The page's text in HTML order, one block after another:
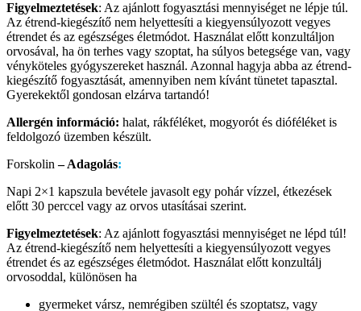
Figyelmeztetések: Az ajánlott fogyasztási mennyiséget ne lépje túl.
Az étrend-kiegészítő nem helyettesíti a kiegyensúlyozott vegyes
étrendet és az egészséges életmódot. Használat előtt konzultáljon
orvosával, ha ön terhes vagy szoptat, ha súlyos betegsége van, vagy
vényköteles gyógyszereket használ. Azonnal hagyja abba az étrend-
kiegészítő fogyasztását, amennyiben nem kívánt tünetet tapasztal.
Gyerekektől gondosan elzárva tartandó!
Allergén információ: halat, rákféléket, mogyorót és dióféléket is
feldolgozó üzemben készült.
Forskolin– Adagolás:
Napi 2×1 kapszula bevétele javasolt egy pohár vízzel, étkezések
előtt 30 perccel vagy az orvos utasításai szerint.
Figyelmeztetések: Az ajánlott fogyasztási mennyiséget ne lépd túl!
Az étrend-kiegészítő nem helyettesíti a kiegyensúlyozott vegyes
étrendet és az egészséges életmódot. Használat előtt konzultálj
orvosoddal, különösen ha
gyermeket vársz, nemrégiben szültél és szoptatsz, vagy